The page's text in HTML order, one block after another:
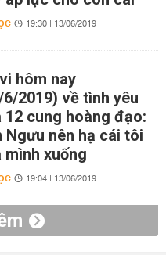
19:30 | 13/06/2019
hôm nay
6/2019) về tình yêu
12 cung hoàng đạo:
Ngưu nên hạ cái tôi
mình xuống
19:04 | 13/06/2019